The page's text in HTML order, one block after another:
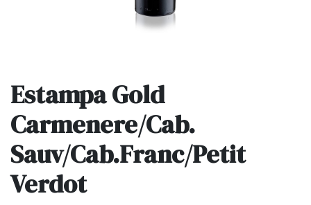
Estampa Gold
Carmenere/Cab.
Sauv/Cab.Franc/Petit
Verdot